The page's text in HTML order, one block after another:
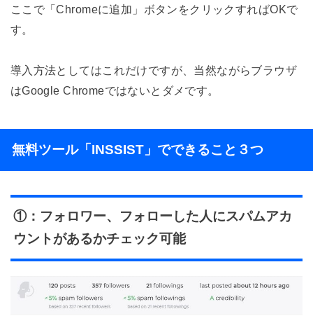
ここで「Chromeに追加」ボタンをクリックすればOKで
す。
導入方法としてはこれだけですが、当然ながらブラウザ
はGoogle Chromeではないとダメです。
無料ツール「INSSIST」でできること３つ
①：フォロワー、フォローした人にスパムアカ
ウントがあるかチェック可能